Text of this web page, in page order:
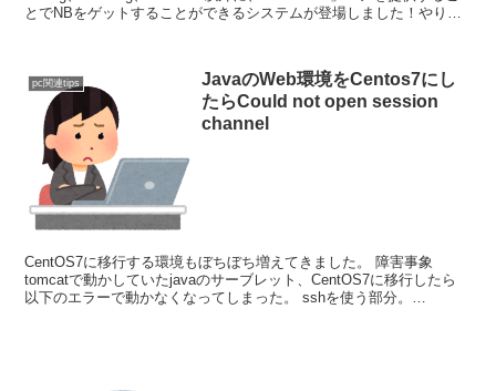
とでNBをゲットすることができるシステムが登場しました！やり方
pc関連tips
JavaのWeb環境をCentos7にし
たらCould not open session
channel
CentOS7に移行する環境もぼちぼち増えてきました。 障害事象
tomcatで動かしていたjavaのサーブレット、CentOS7に移行したら
以下のエラーで動かなくなってしまった。 sshを使う部分。